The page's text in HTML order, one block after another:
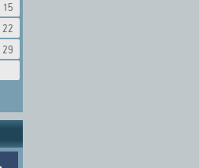
15
22
29